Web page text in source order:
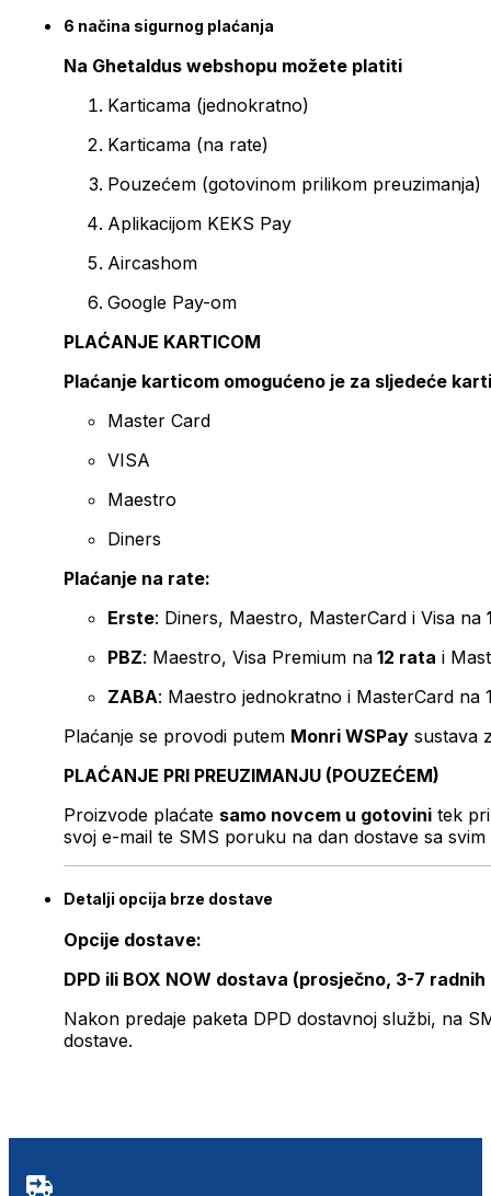
6 načina sigurnog plaćanja
Na Ghetaldus webshopu možete platiti
Karticama (jednokratno)
Karticama (na rate)
Pouzećem (gotovinom prilikom preuzimanja)
Aplikacijom KEKS Pay
Aircashom
Google Pay-om
PLAĆANJE KARTICOM
Plaćanje karticom omogućeno je za sljedeće
Master Card
VISA
Maestro
Diners
Plaćanje na rate:
Erste: Diners, Maestro, MasterCard i Visa na
PBZ: Maestro, Visa Premium na 12 rata i
ZABA: Maestro jednokratno i MasterCard na
Plaćanje se provodi putem Monri WSPay sustava
PLAĆANJE PRI PREUZIMANJU (POUZEĆEM)
Proizvode plaćate samo novcem u gotovini tek
svoj e-mail te SMS poruku na dan dostave sa svim
Detalji opcija brze dostave
Opcije dostave:
DPD ili BOX NOW dostava (prosječno, 3-7 radnih
Nakon predaje paketa DPD dostavnoj službi, na
dostave.